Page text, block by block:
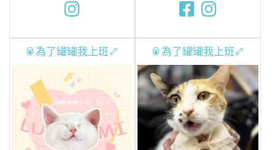
🥫為了罐罐我上班🦴 🥫為了罐罐我上班🦴